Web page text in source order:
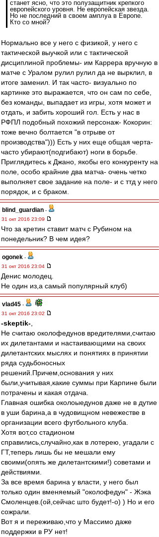
станет ясно, что это полузащитник крепкого
европейского уровня. Не европейская звезда.
Но не последний в своем амплуа в Европе.
Кто со мной?
Нормально все у него с физикой, у него с
тактической выучкой или с тактической
дисциплиной проблемы- им Каррера вручную в
матче с Уралом рулил рулил да не вырклил, в
итоге заменил. И так часто- визуально по
картинке это выражается, что он сам по себе,
без команды, выпадает из игры, хотя может и
отдать, и забить хороший гол. Есть у нас в
РФПЛ подобный похожий персонаж- Кокорин:
тоже вечно болтается "в отрыве от
производства"))) Есть у них еще общая черта-
часто убирают(подгибают) ноги в борьбе.
Приглядитесь к Джано, якобы его конкуренту на
поле, особо крайние два матча- очень четко
выполняет свое задание на поле- и с ттд у него
порядок, и с браком.
blind_guardian -
31 окт 2016 23:09
Что за кретин ставит матч с Рубином на
понедельник? В чем идея?
ogonek -
31 окт 2016 23:04
Денис молодец.
Не один из,а самый популярный клуб)
vlad45 -
31 окт 2016 23:02
-skeptik-
Не считаю околофедунов вредителями,считаю
их дилетантами и настаивающими на своих
дилетантских мыслях и понятиях в принятии
ряда судьбоносных
решений.Причем,основания у них
были,учитывая,какие суммы при Карпине были
потрачены и какая отдача.
Главная ошибка околоыедунов даже не в дутие
в уши барина,а в чудовищном невежестве в
организации всего футбольного клуба.
Хотя вот,со стадионом
справились,случайно,как в лотерею, угадали с
ГТ,теперь лишь бы не мешали ему
своими(опять же дилетантскими!) советами и
действиями.
За все время барина у власти, у него был
только один вменяемый "околофедун" - Жэка
Смоленцев.(ой,сейчас што будет!-о) ) Но и его
сожрали.
Вот я и переживаю,что у Массимо даже
поддержки в РУ нет!